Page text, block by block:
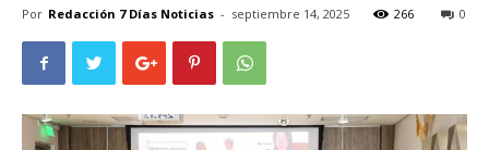
Por Redacción 7 Días Noticias - septiembre 14, 2025 266 0